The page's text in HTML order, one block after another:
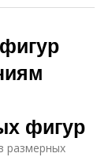
фигур
размерных